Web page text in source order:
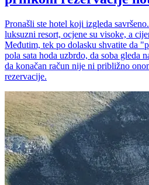
Pronašli ste hotel koji izgleda
luksuzni resort, ocjene su visoke, a
Međutim, tek po dolasku shvatite da
pola sata hoda uzbrdo, da soba gleda
da konačan račun nije ni približno
rezervacije.